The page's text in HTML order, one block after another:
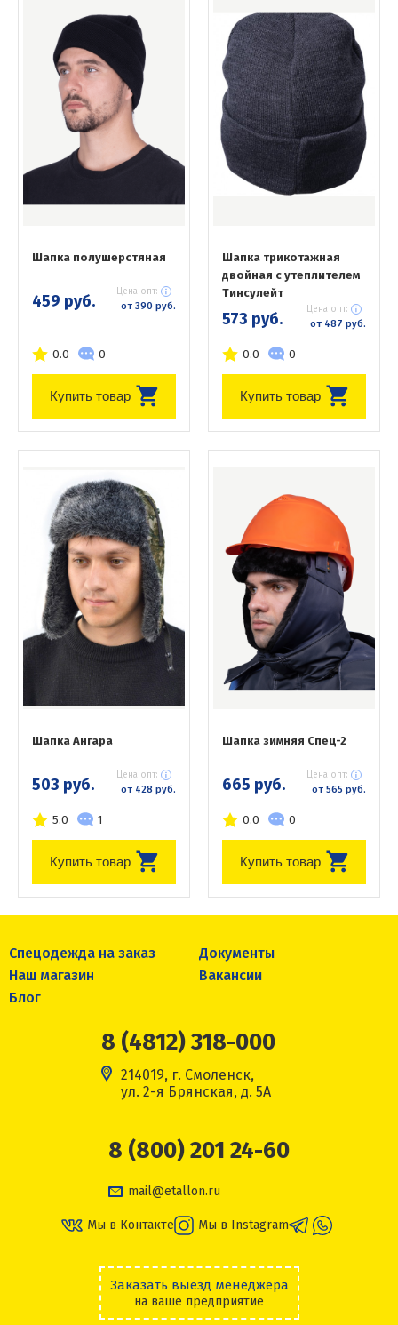
Шапка полушерстяная
459 руб. Цена опт:
от 390 руб.
0.0 0
Купить товар
Шапка трикотажная
двойная с утеплителем
Тинсулейт
573 руб. Цена опт:
от 487 руб.
0.0 0
Купить товар
Шапка Ангара
503 руб. Цена опт:
от 428 руб.
5.0 1
Купить товар
Шапка зимняя Спец-2
665 руб. Цена опт:
от 565 руб.
0.0 0
Купить товар
Спецодежда на заказ
Документы
Наш магазин
Вакансии
Блог
8 (4812) 318-000
214019, г. Смоленск,
ул. 2-я Брянская, д. 5А
8 (800) 201 24-60
mail@etallon.ru
Мы в Контакте Мы в Instagram
Заказать выезд менеджера
на ваше предприятие